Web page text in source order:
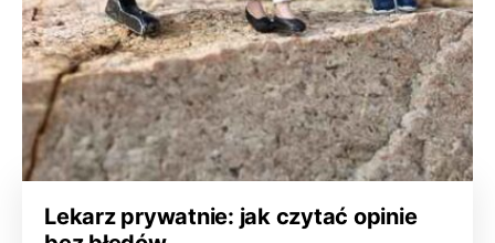
Lekarz prywatnie: jak czytać opinie